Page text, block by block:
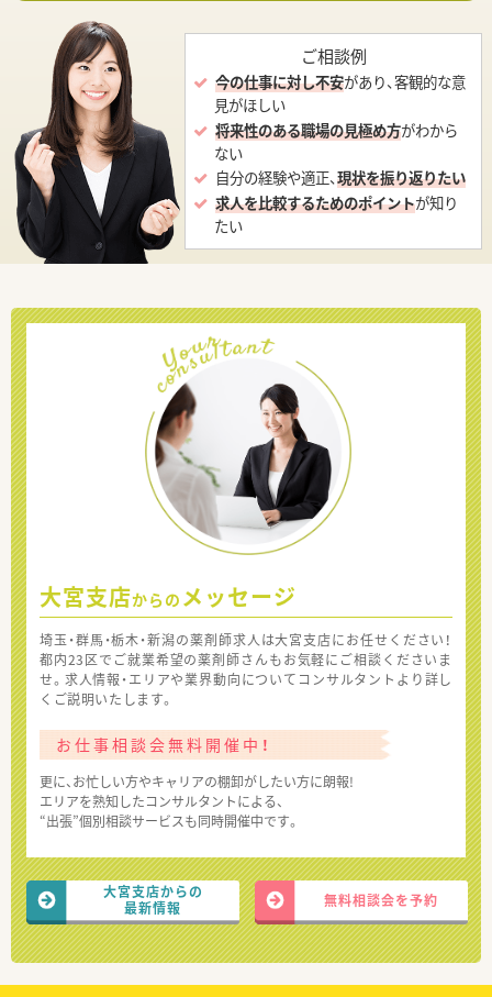
ご相談例
今の仕事に対し不安があり、客観的な意
見がほしい
将来性のある職場の見極め方がわから
ない
自分の経験や適正、現状を振り返りたい
求人を比較するためのポイントが知り
たい
大宮支店からの メッセージ
埼玉・群馬・栃木・新潟の薬剤師求人は大宮支店にお任せください！
都内23区でご就業希望の薬剤師さんもお気軽にご相談くださいま
せ。求人情報・エリアや業界動向についてコンサルタントより詳し
くご説明いたします。
お仕事相談会無料開催中！
更に、お忙しい方やキャリアの棚卸がしたい方に朗報!
エリアを熟知したコンサルタントによる、
“出張”個別相談サービスも同時開催中です。
大宮支店からの
最新情報
無料相談会を予約